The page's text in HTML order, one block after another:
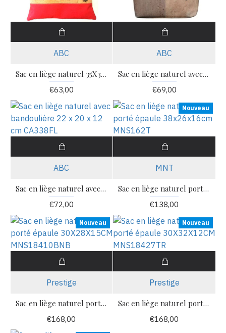
ABC
Sac en liège naturel 35X36X05CM CA1030R
€63,00
ABC
Sac en liège naturel avec bandoulière 20 x 21 x 12 cm CA001T
€69,00
ABC
Sac en liège naturel avec bandoulière 22 x 20 x 12 cm CA338FL
€72,00
Nouveau
MNT
Sac en liège naturel porté épaule 38x26x16cm MNS162T
€138,00
Nouveau
Prestige
Sac en liège naturel porté épaule 30X28X15CM MNS18410BNB
€168,00
Nouveau
Prestige
Sac en liège naturel porté épaule 30X32X12CM MNS18427TR
€168,00